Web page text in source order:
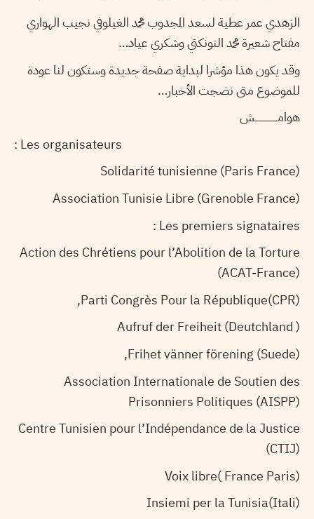
الزهدي عمر عطية لسعد المجدوب محمد الغيلوفي نجيب الهواري
مفتاح شعيرة محمد التونكتي وشكري عياد…
وقد يكون هذا مؤشرا لبداية صفحة جديدة وستكون لنا عودة
للموضوع متى نضجت الأخبار…
هوامــــــــــــــــش
Les organisateurs :
Solidarité tunisienne (Paris France)
Association Tunisie Libre (Grenoble France)
Les premiers signataires :
Action des Chrétiens pour l’Abolition de la Torture
(ACAT-France)
Parti Congrès Pour la République(CPR),
Aufruf der Freiheit (Deutchland )
Frihet vänner förening (Suede),
Association Internationale de Soutien des
Prisonniers Politiques (AISPP)
Centre Tunisien pour l’Indépendance de la Justice
(CTIJ)
Voix libre( France Paris)
Insiemi per la Tunisia(Itali)